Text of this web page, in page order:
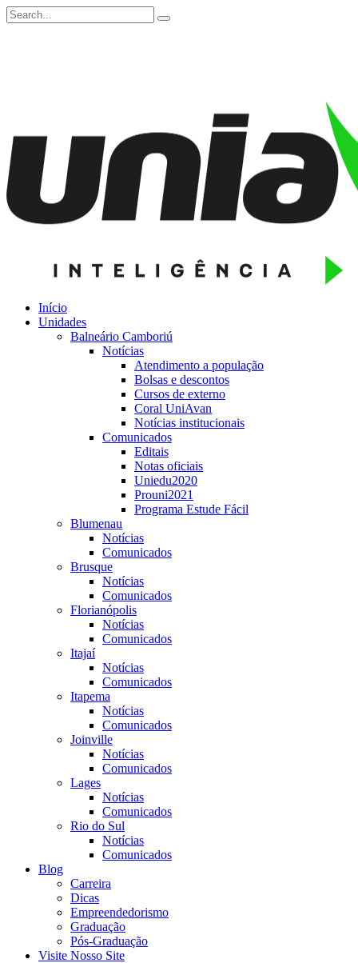
Início
Unidades
Balneário Camboriú
Notícias
Atendimento a população
Bolsas e descontos
Cursos de externo
Coral UniAvan
Notícias institucionais
Comunicados
Editais
Notas oficiais
Uniedu2020
Prouni2021
Programa Estude Fácil
Blumenau
Notícias
Comunicados
Brusque
Notícias
Comunicados
Florianópolis
Notícias
Comunicados
Itajaí
Notícias
Comunicados
Itapema
Notícias
Comunicados
Joinville
Notícias
Comunicados
Lages
Notícias
Comunicados
Rio do Sul
Notícias
Comunicados
Blog
Carreira
Dicas
Empreendedorismo
Graduação
Pós-Graduação
Visite Nosso Site